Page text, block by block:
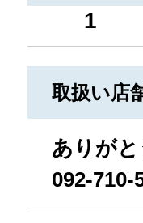
1
取扱い店
ありが
092-710-